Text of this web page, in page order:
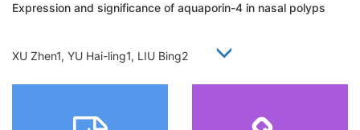
Expression and significance of aquaporin-4 in nasal polyps
XU Zhen1, YU Hai-ling1, LIU Bing2